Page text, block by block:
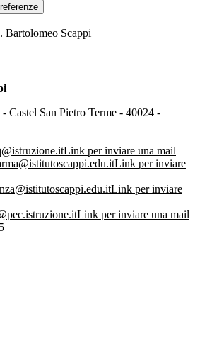
Bartolomeo Scappi
Castel San Pietro Terme - 40024 -
Link per inviare una mail
Link per inviare
Link per inviare
Link per inviare una mail